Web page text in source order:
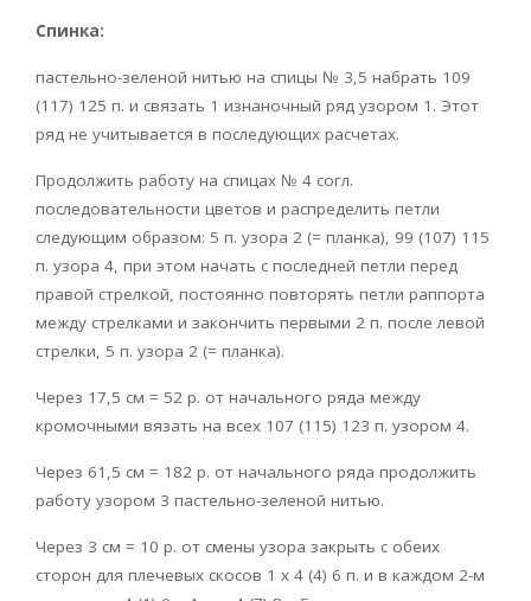
Спинка:
пастельно-зеленой нитью на спицы № 3,5 набрать 109
(117) 125 п. и связать 1 изнаночный ряд узором 1. Этот
ряд не учитывается в последующих расчетах.
Продолжить работу на спицах № 4 согл.
последовательности цветов и распределить петли
следующим образом: 5 п. узора 2 (= планка), 99 (107) 115
п. узора 4, при этом начать с последней петли перед
правой стрелкой, постоянно повторять петли раппорта
между стрелками и закончить первыми 2 п. после левой
стрелки, 5 п. узора 2 (= планка).
Через 17,5 см = 52 р. от начального ряда между
кромочными вязать на всех 107 (115) 123 п. узором 4.
Через 61,5 см = 182 р. от начального ряда продолжить
работу узором 3 пастельно-зеленой нитью.
Через 3 см = 10 р. от смены узора закрыть с обеих
сторон для плечевых скосов 1 х 4 (4) 6 п. и в каждом 2-м